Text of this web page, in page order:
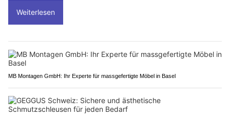
Weiterlesen
MB Montagen GmbH: Ihr Experte für massgefertigte Möbel in Basel